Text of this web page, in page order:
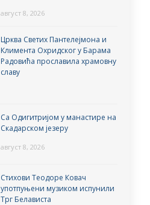
август 8, 2026
Црква Светих Пантелејмона и
Климента Охридског у Барама
Радовића прославила храмовну
славу
Са Одигитријом у манастире на
Скадарском језеру
август 8, 2026
Стихови Теодоре Ковач
употпуњени музиком испунили
Трг Белависта